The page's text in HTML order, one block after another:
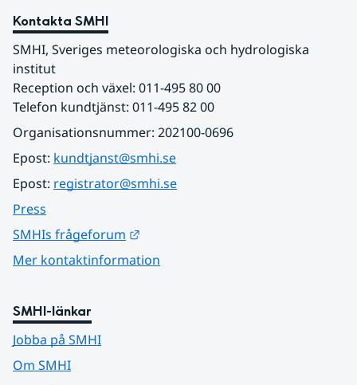
Kontakta SMHI
SMHI, Sveriges meteorologiska och hydrologiska
institut
Reception och växel: 011-495 80 00
Telefon kundtjänst: 011-495 82 00
Organisationsnummer: 202100-0696
Epost: kundtjanst@smhi.se
Epost: registrator@smhi.se
Press
SMHIs frågeforum
Mer kontaktinformation
SMHI-länkar
Jobba på SMHI
Om SMHI